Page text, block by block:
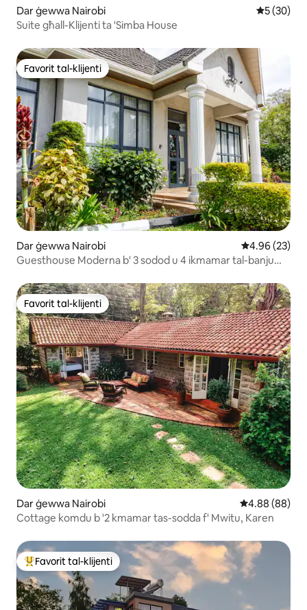
Dar ġewwa Nairobi Rating
5 (30)
Suite għall-Klijenti ta 'Simba House
Favorit tal-klijenti
Favorit tal-klijenti
Dar ġewwa Nairobi Rating medju
4.96 (23)
Guesthouse Moderna b' 3 sodod u 4 ikmamar tal-banju
Favorit tal-klijenti
Favorit tal-klijenti
Dar ġewwa Nairobi Rating medju
4.88 (88)
Cottage komdu b '2 kmamar tas-sodda f' Mwitu, Karen
Wieħed mill-aqwa favoriti tal-klijenti
Favorit tal-klijenti